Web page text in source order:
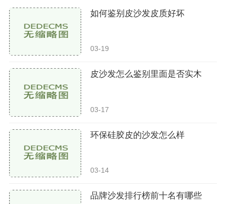
如何鉴别皮沙发皮质好坏
03-19
皮沙发怎么鉴别里面是否实木
03-17
环保硅胶皮的沙发怎么样
03-14
品牌沙发排行榜前十名有哪些